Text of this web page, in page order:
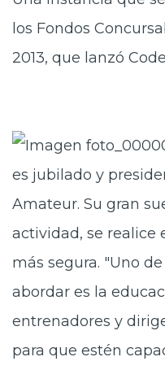
los Fondos
2013, que lanzó
es jubilado y
Amateur. Su gran
actividad, se realice
más segura. "Uno
abordar es la
entrenadores y
para que estén